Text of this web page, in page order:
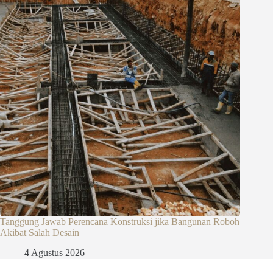
Tanggung Jawab Perencana Konstruksi jika Bangunan Roboh
Akibat Salah Desain
4 Agustus 2026